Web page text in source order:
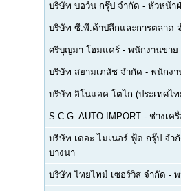
บริษัท บอว์น กรุ๊ป จำกัด - หัวหน้า
บริษัท ซี.พี.ค้าปลีกและการตลาด
ศรีบุญมา โฮมแคร์ - พนักงานขาย
บริษัท สยามเภสัช จำกัด - พนักงา
บริษัท อิโนแอค โตไก (ประเทศไ
S.C.G. AUTO IMPORT - ช่างเค
บริษัท เดอะ ไมเนอร์ ฟู้ด กรุ๊ป จำ
บางนา
บริษัท ไทยไทม์ เซอร์วิส จำกัด -